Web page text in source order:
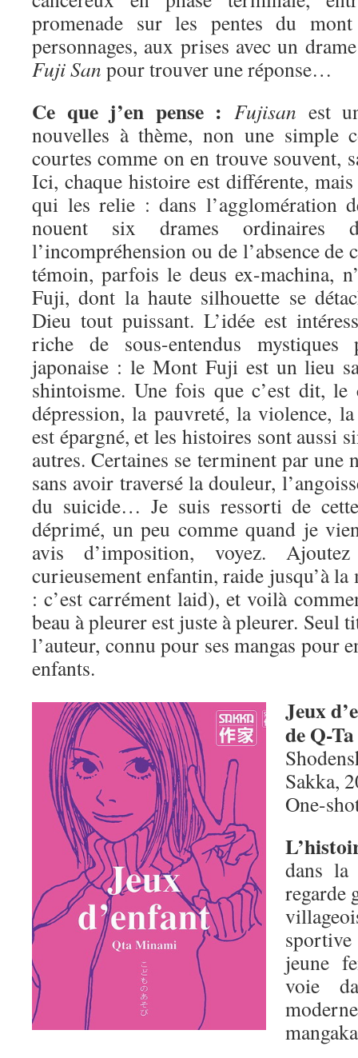
promenade sur les pentes du
personnages, aux prises avec un
Fuji San pour trouver une réponse…
Ce que j’en pense : Fujisan est
nouvelles à thème, non une simple
courtes comme on en trouve souvent,
Ici, chaque histoire est différente,
qui les relie : dans l’agglomération
nouent six drames
l’incompréhension ou de l’absence
témoin, parfois le deus ex-machina,
Fuji, dont la haute silhouette se
Dieu tout puissant. L’idée est
riche de sous-entendus
japonaise : le Mont Fuji est un lieu
shintoisme. Une fois que c’est dit, le
dépression, la pauvreté, la violence,
est épargné, et les histoires sont aussi
autres. Certaines se terminent par une
sans avoir traversé la douleur,
du suicide… Je suis ressorti de cette
déprimé, un peu comme quand je
avis d’imposition, voyez.
curieusement enfantin, raide jusqu’à la
: c’est carrément laid), et voilà
beau à pleurer est juste à pleurer. Seul
l’auteur, connu pour ses mangas pour
enfants.
Jeux
de Q-
Sakka,
One-
dans
regarde
jeune
voie